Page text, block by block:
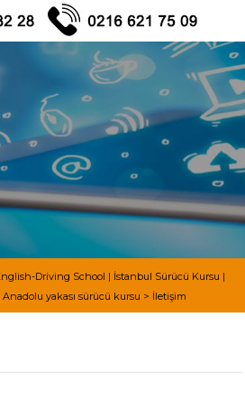
Driving School | İstanbul Sürücü Kursu |
yakası sürücü kursu > İletişim